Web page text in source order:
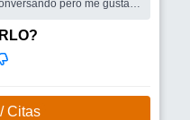
pero me gusta
salir y bueno también
una cita
Citas